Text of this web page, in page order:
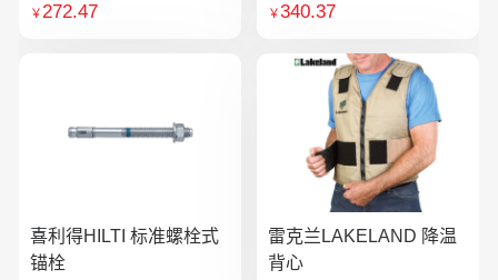
￥272.47 ￥340.37
喜利得HILTI 标准螺栓式
锚栓
雷克兰LAKELAND 降温
背心